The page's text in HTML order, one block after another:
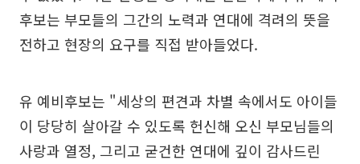
후보는 부모들의 그간의 노력과 연대에 격려의 뜻을
전하고 현장의 요구를 직접 받아들었다.
유 예비후보는 "세상의 편견과 차별 속에서도 아이들
이 당당히 살아갈 수 있도록 헌신해 오신 부모님들의
사랑과 열정, 그리고 굳건한 연대에 깊이 감사드린